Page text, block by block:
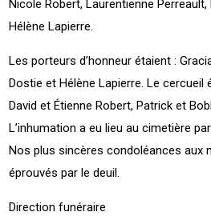
Nicole Robert, Laurentienne
Hélène Lapierre.
Les porteurs d’honneur étaient :
Dostie et Hélène Lapierre. Le cercueil
David et Étienne Robert, Patrick et
L’inhumation a eu lieu au cimetière
Nos plus sincères condoléances aux
éprouvés par le deuil.
Direction funéraire